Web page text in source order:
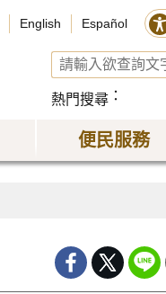
English Español
熱門搜尋
便民服務